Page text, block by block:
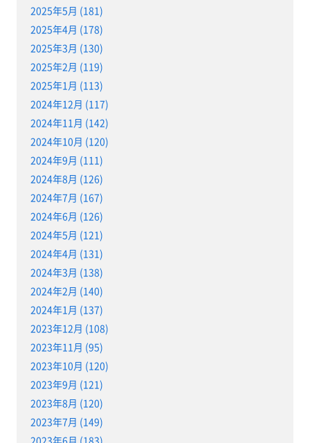
2025年5月 (181)
2025年4月 (178)
2025年3月 (130)
2025年2月 (119)
2025年1月 (113)
2024年12月 (117)
2024年11月 (142)
2024年10月 (120)
2024年9月 (111)
2024年8月 (126)
2024年7月 (167)
2024年6月 (126)
2024年5月 (121)
2024年4月 (131)
2024年3月 (138)
2024年2月 (140)
2024年1月 (137)
2023年12月 (108)
2023年11月 (95)
2023年10月 (120)
2023年9月 (121)
2023年8月 (120)
2023年7月 (149)